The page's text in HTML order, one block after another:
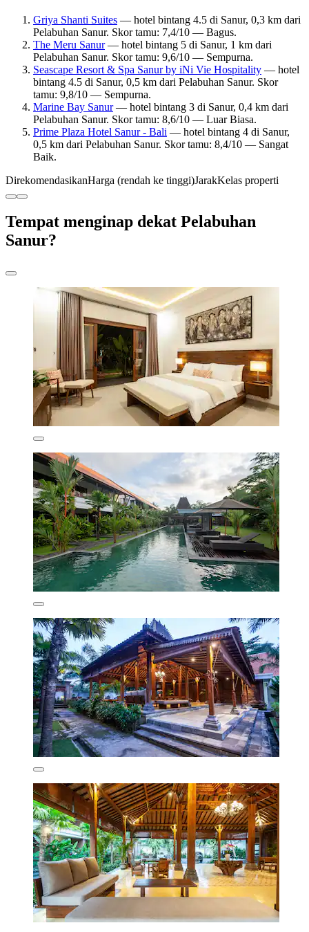
Griya Shanti Suites — hotel bintang 4.5 di Sanur, 0,3 km dari
Pelabuhan Sanur. Skor tamu: 7,4/10 — Bagus.
The Meru Sanur— hotel bintang 5 di Sanur, 1 km dari
Pelabuhan Sanur. Skor tamu: 9,6/10 — Sempurna.
Seascape Resort & Spa Sanur by iNi Vie Hospitality — hotel
bintang 4.5 di Sanur, 0,5 km dari Pelabuhan Sanur. Skor
tamu: 9,8/10 — Sempurna.
Marine Bay Sanur— hotel bintang 3 di Sanur, 0,4 km dari
Pelabuhan Sanur. Skor tamu: 8,6/10 — Luar Biasa.
Prime Plaza Hotel Sanur - Bali — hotel bintang 4 di Sanur,
0,5 km dari Pelabuhan Sanur. Skor tamu: 8,4/10 — Sangat
Baik.
DirekomendasikanHarga (rendah ke tinggi)JarakKelas properti
Tempat menginap dekat Pelabuhan
Sanur?